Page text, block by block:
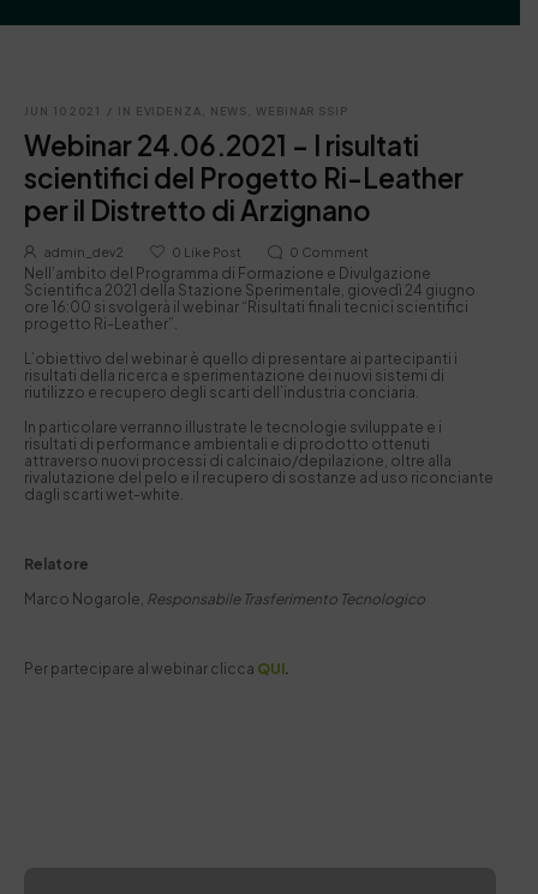
JUN 10 2021 / IN EVIDENZA, NEWS,WEBINAR SSIP
Webinar 24.06.2021 – I risultati
scientifici del Progetto Ri-Leather
per il Distretto di Arzignano
admin_dev2 0 Like Post 0 Comment
Nell’ambito del Programma di Formazione e Divulgazione
Scientifica 2021 della Stazione Sperimentale, giovedì 24 giugno
ore 16:00 si svolgerà il webinar “Risultati finali tecnici scientifici
progetto Ri-Leather”.
L’obiettivo del webinar è quello di presentare ai partecipanti i
risultati della ricerca e sperimentazione dei nuovi sistemi di
riutilizzo e recupero degli scarti dell’industria conciaria.
In particolare verranno illustrate le tecnologie sviluppate e i
risultati di performance ambientali e di prodotto ottenuti
attraverso nuovi processi di calcinaio/depilazione, oltre alla
rivalutazione del pelo e il recupero di sostanze ad uso riconciante
dagli scarti wet-white.
Relatore
Marco Nogarole, Responsabile Trasferimento Tecnologico
Per partecipare al webinar clicca QUI.